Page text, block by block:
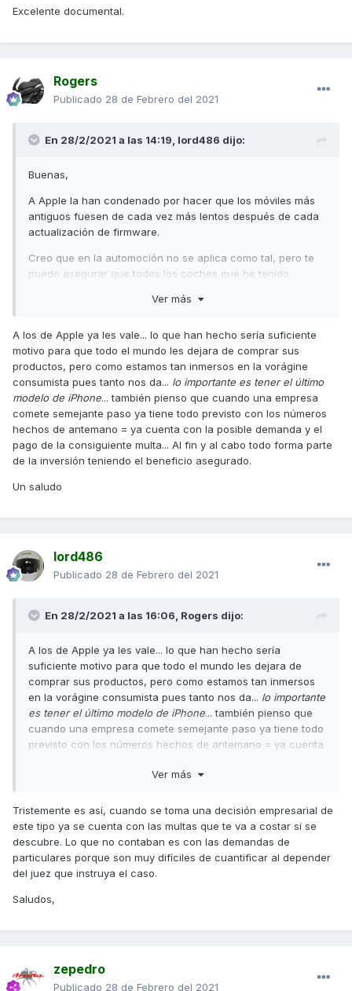
Excelente documental.
Rogers
Publicado 28 de Febrero del 2021
En 28/2/2021 a las 14:19, lord486 dijo:
Buenas,
A Apple la han condenado por hacer que los móviles más
antiguos fuesen de cada vez más lentos después de cada
actualización de firmware.
Creo que en la automoción no se aplica como tal, pero te
puedo asegurar que todos los coches que he tenido
y salvo el anterior coche de mi mujer que lo cambiamos por
medioambientales, el resto los he cambiado cuando los
mantenimientos empezaban a ser más caros que el valor
venal del vehículo. Todos ellos con más de 15 años y por
encima de 200.000km.
Nunca he tenido problemas para conseguir recambios para
ninguno de ellos.
Saludos,
Ver más
A los de Apple ya les vale... lo que han hecho sería suficiente
motivo para que todo el mundo les dejara de comprar sus
productos, pero como estamos tan inmersos en la vorágine
consumista pues tanto nos da... lo importante es tener el último
modelo de iPhone... también pienso que cuando una empresa
comete semejante paso ya tiene todo previsto con los números
hechos de antemano = ya cuenta con la posible demanda y el
pago de la consiguiente multa... Al fin y al cabo todo forma parte
de la inversión teniendo el beneficio asegurado.
Un saludo
lord486
Publicado 28 de Febrero del 2021
En 28/2/2021 a las 16:06, Rogers dijo:
A los de Apple ya les vale... lo que han hecho sería
suficiente motivo para que todo el mundo les dejara de
comprar sus productos, pero como estamos tan inmersos
en la vorágine consumista pues tanto nos da... lo importante
es tener el último modelo de iPhone... también pienso que
cuando una empresa comete semejante paso ya tiene todo
previsto con los números hechos de antemano = ya cuenta
Al fin y al cabo todo forma parte de la inversión teniendo el
Un saludo
Ver más
Tristemente es así, cuando se toma una decisión empresarial de
este tipo ya se cuenta con las multas que te va a costar si se
descubre. Lo que no contaban es con las demandas de
particulares porque son muy difíciles de cuantificar al depender
del juez que instruya el caso.
Saludos,
zepedro
Publicado 28 de Febrero del 2021